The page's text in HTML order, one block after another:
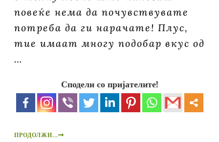
повеќе нема да почувствувате
потреба да ги нарачате! Плус,
тие имаат многу подобар вкус од
…
Сподели со пријателите!
ПРОДОЛЖИ...